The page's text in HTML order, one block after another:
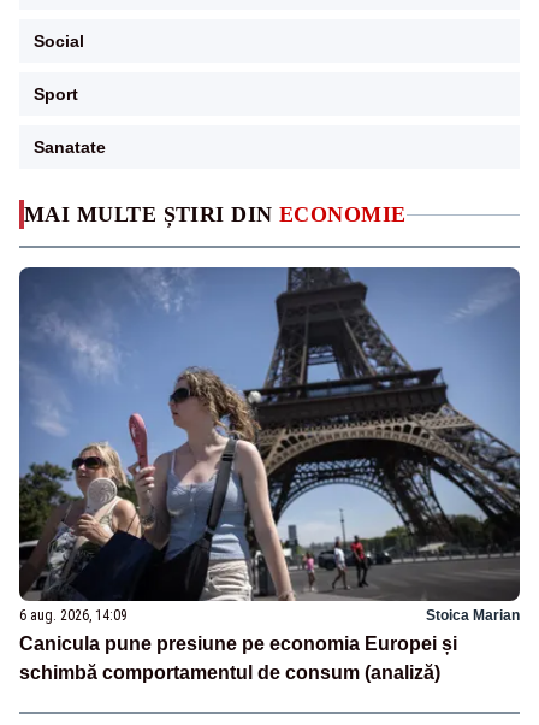
MAI MULTE ȘTIRI DIN ECONOMIE
6 aug. 2026, 14:09 Stoica Marian
Canicula pune presiune pe economia Europei și
schimbă comportamentul de consum (analiză)
Social
Sport
Sanatate